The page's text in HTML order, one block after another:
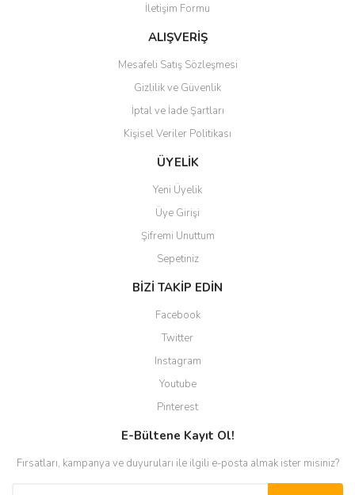
İletişim Formu
ALIŞVERİŞ
Mesafeli Satış Sözleşmesi
Gizlilik ve Güvenlik
İptal ve İade Şartları
Kişisel Veriler Politikası
ÜYELİK
Yeni Üyelik
Üye Girişi
Şifremi Unuttum
Sepetiniz
BİZİ TAKİP EDİN
Facebook
Twitter
Instagram
Youtube
Pinterest
E-Bültene Kayıt Ol!
Fırsatları, kampanya ve duyuruları ile ilgili e-posta almak ister misiniz?